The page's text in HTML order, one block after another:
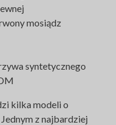
mosiądz
syntetycznego
kilka modeli o
z najbardziej